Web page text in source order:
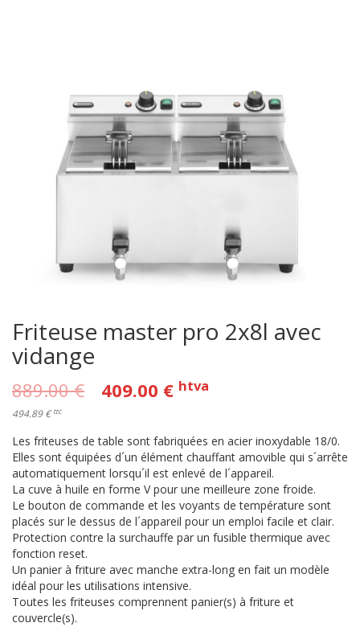
Friteuse master pro 2x8l avec
vidange
889.00€ 409.00 € htva
494.89 €ttc
Les friteuses de table sont fabriquées en acier inoxydable 18/0.
Elles sont équipées d´un élément chauffant amovible qui s´arrête
automatiquement lorsqu´il est enlevé de l´appareil.
La cuve à huile en forme V pour une meilleure zone froide.
Le bouton de commande et les voyants de température sont
placés sur le dessus de l´appareil pour un emploi facile et clair.
Protection contre la surchauffe par un fusible thermique avec
fonction reset.
Un panier à friture avec manche extra-long en fait un modèle
idéal pour les utilisations intensive.
Toutes les friteuses comprennent panier(s) à friture et
couvercle(s).